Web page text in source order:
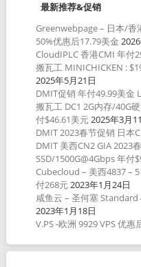
最新推荐&促销
Greenwebpage – 日本/香
50%优惠后17.79美金
CloudIPLC 香港CMI 年付
搬瓦工 MINICHICKEN :
2025年5月21日
DMIT促销 年付49.99美金
搬瓦工 DC1 2G内存/40G
付$46.61美元2025年3月
DMIT 2023春节促销 日本
DMIT 美西CN2 GIA 2023
SSD/1500G@4Gbps 年付
Cubecloud – 美西4837 –
付268元2023年1月24日
咸鱼云 – 圣何塞 Standard
2023年1月18日
V.PS -欧洲 9929 VPS 优惠